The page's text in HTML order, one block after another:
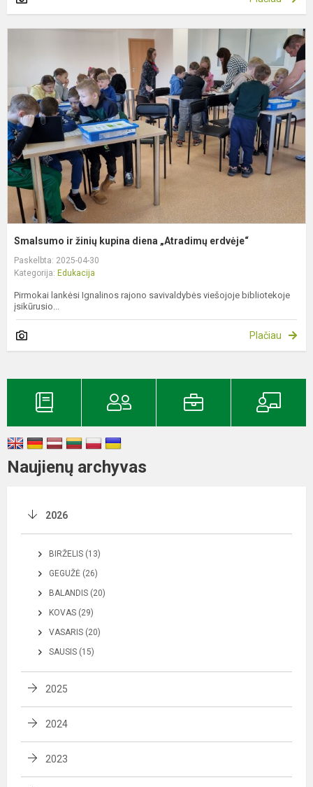
Smalsumo ir žinių kupina diena „Atradimų erdvėje“
Paskelbta: 2025-04-30
Kategorija: Edukacija
Pirmokai lankėsi Ignalinos rajono savivaldybės viešojoje bibliotekoje
įsikūrusio...
Plačiau
Naujienų archyvas
2026
BIRŽELIS (13)
GEGUŽĖ (26)
BALANDIS (20)
KOVAS (29)
VASARIS (20)
SAUSIS (15)
2025
2024
2023